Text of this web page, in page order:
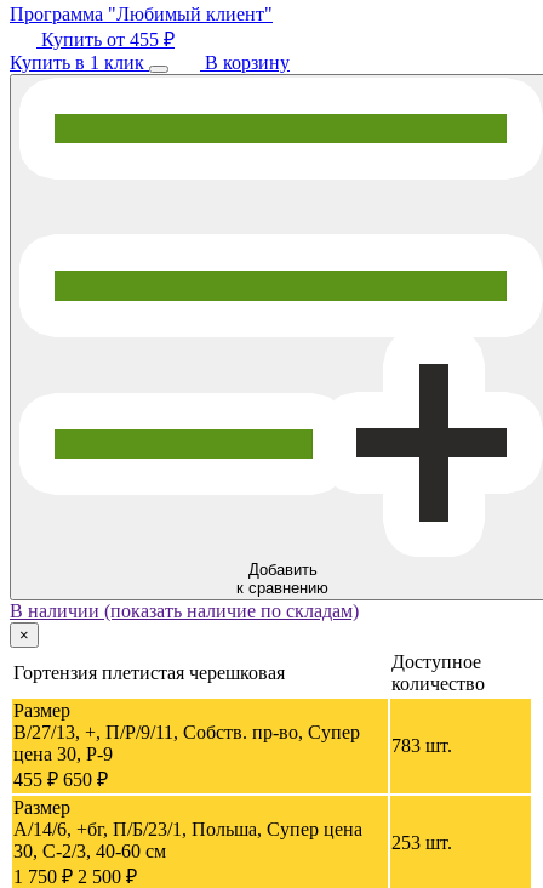
Программа "Любимый клиент"
Купить от 455 ₽
Купить в 1 клик
В корзину
Добавить
к сравнению
В наличии (показать наличие по складам)
×
Гортензия плетистая черешковая
Доступное
количество
Размер
B/27/13, +, П/Р/9/11, Собств. пр-во, Супер
цена 30, P-9
455 ₽ 650 ₽
783 шт.
Размер
A/14/6, +бг, П/Б/23/1, Польша, Супер цена
30, C-2/3, 40-60 cм
1 750 ₽ 2 500 ₽
253 шт.